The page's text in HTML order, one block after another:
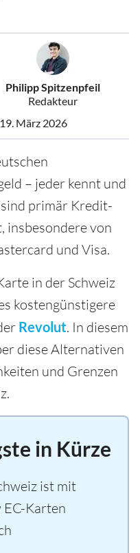
Philipp Spitzenpfeil
Redakteur
19. März 2026
– jeder kennt und
primär Kredit-
insbesondere von
und Visa.
in der Schweiz
kostengünstigere
Revolut. In diesem
diese Alternativen
und Grenzen
in Kürze
ist mit
EC-Karten